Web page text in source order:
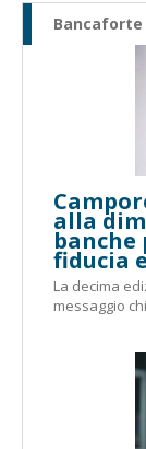
Bancaforte
alla
fiducia
La decima
messaggio